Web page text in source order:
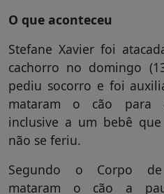
O que aconteceu
Stefane Xavier foi
cachorro no domingo
pediu socorro e foi
mataram o cão para
inclusive a um bebê
não se feriu.
Segundo o Corpo de
mataram o cão a